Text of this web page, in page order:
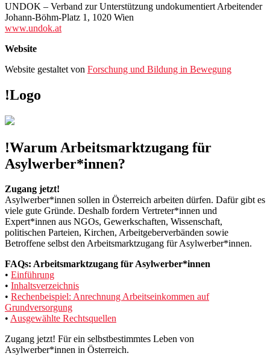
UNDOK – Verband zur Unterstützung undokumentiert Arbeitender
Johann-Böhm-Platz 1, 1020 Wien
www.undok.at
Website
Website gestaltet von Forschung und Bildung in Bewegung
!Logo
!Warum Arbeitsmarktzugang für
Asylwerber*innen?
Zugang jetzt!
Asylwerber*innen sollen in Österreich arbeiten dürfen. Dafür gibt es
viele gute Gründe. Deshalb fordern Vertreter*innen und
Expert*innen aus NGOs, Gewerkschaften, Wissenschaft,
politischen Parteien, Kirchen, Arbeitgeberverbänden sowie
Betroffene selbst den Arbeitsmarktzugang für Asylwerber*innen.
FAQs: Arbeitsmarktzugang für Asylwerber*innen
• Einführung
• Inhaltsverzeichnis
• Rechenbeispiel: Anrechnung Arbeitseinkommen auf
Grundversorgung
• Ausgewählte Rechtsquellen
Zugang jetzt! Für ein selbstbestimmtes Leben von
Asylwerber*innen in Österreich.